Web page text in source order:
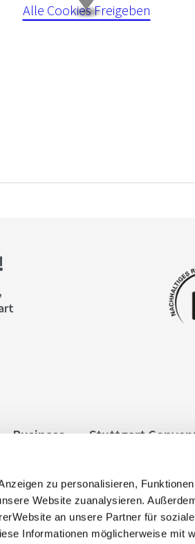
zu personalisieren,
Website zuanalysieren.
an unsere Partner für
Informationen möglicherweise mit
Alle Cookies Freigeben
Business Stuttgart